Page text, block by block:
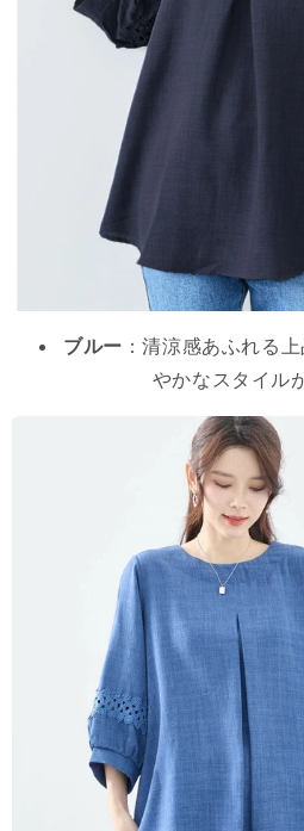
ブルー ：清涼感あふれる
やかなスタイル